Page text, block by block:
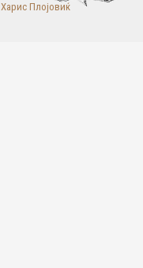
Харис Плојовиќ